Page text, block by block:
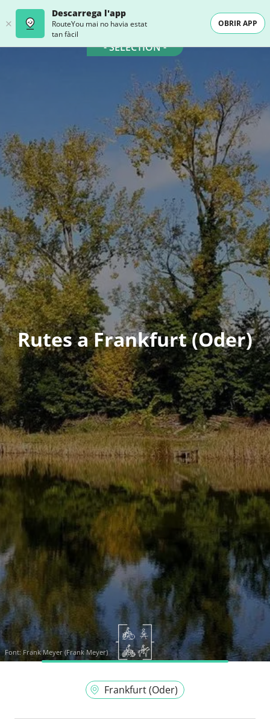
Descarrega l'app
RouteYou mai no havia estat
tan fàcil
OBRIR APP
- SELECTION -
Rutes a Frankfurt (Oder)
Font: Frank Meyer (Frank Meyer)
Frankfurt (Oder)